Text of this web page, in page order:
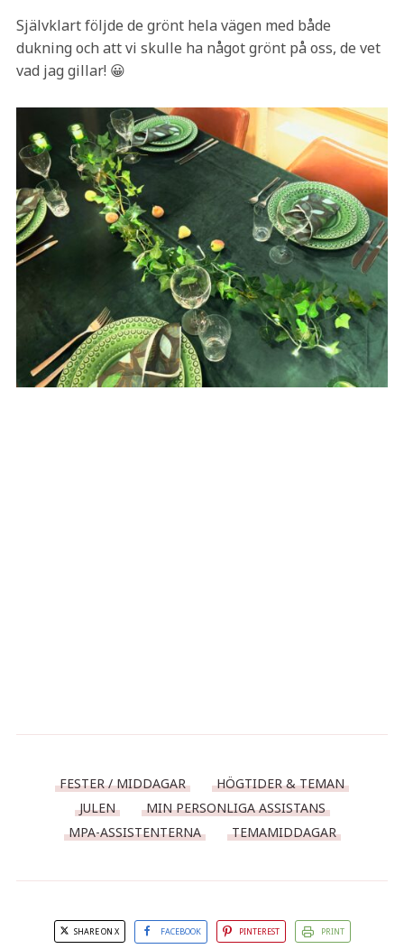
Självklart följde de grönt hela vägen med både
dukning och att vi skulle ha något grönt på oss, de vet
vad jag gillar! 😀
FESTER / MIDDAGAR
HÖGTIDER & TEMAN
JULEN
MIN PERSONLIGA ASSISTANS
MPA-ASSISTENTERNA
TEMAMIDDAGAR
SHARE ON X FACEBOOK PINTEREST PRINT